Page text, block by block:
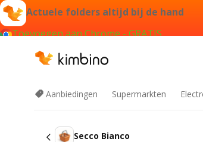
Actuele folders altijd bij de hand
Toevoegen aan Chrome - GRATIS
Aanbiedingen Supermarkten
Secco Bianco